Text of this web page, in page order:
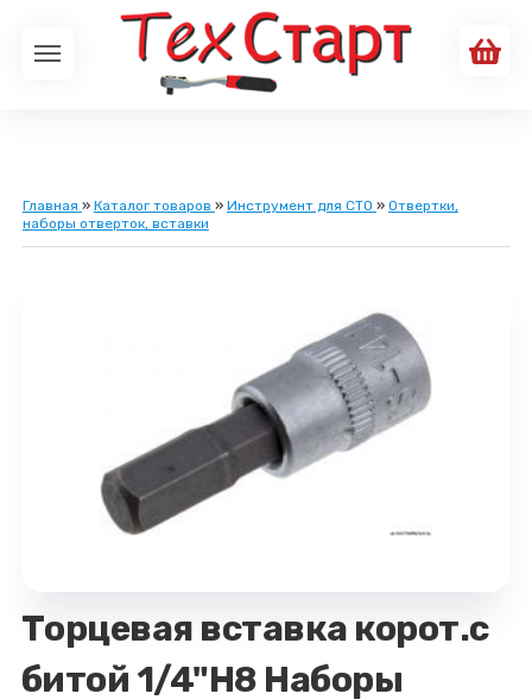
Главная » Каталог товаров » Инструмент для СТО » Отвертки,
наборы отверток, вставки
Торцевая вставка корот.с
битой 1/4"Н8 Наборы